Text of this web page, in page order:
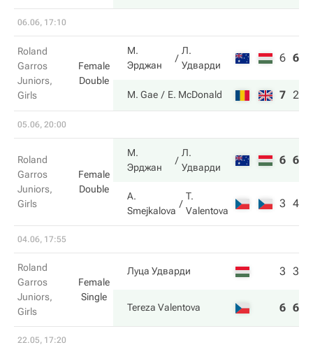
06.06, 17:10
Roland
Garros
Juniors,
Girls
Female
Double
М.
Эрджан
Л.
Удварди
6 6
M. Gae E. McDonald 7 2
05.06, 20:00
Roland
Garros
Juniors,
Girls
Female
Double
М.
Эрджан
Л.
Удварди
6 6
A.
Smejkalova
T.
Valentova
3 4
04.06, 17:55
Roland
Garros
Juniors,
Girls
Female
Single
Луца Удварди 3 3
Tereza Valentova 6 6
22.05, 17:20